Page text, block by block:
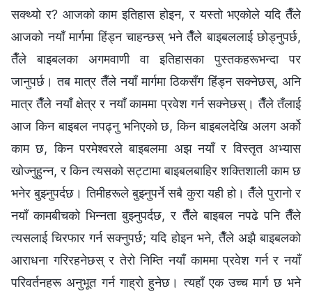
सक्थ्यो र? आजको काम इतिहास होइन, र यस्तो भएकोले यदि तैँले
आजको नयाँ मार्गमा हिंड्न चाहन्छस् भने तैँले बाइबललाई छोड्नुपर्छ,
तैँले बाइबलका अगमवाणी वा इतिहासका पुस्तकहरूभन्दा पर
जानुपर्छ। तब मात्र तैँले नयाँ मार्गमा ठिकसँग हिंड्न सक्नेछस्, अनि
मात्र तैँले नयाँ क्षेत्र र नयाँ काममा प्रवेश गर्न सक्नेछस्। तैँले तँलाई
आज किन बाइबल नपढ्नु भनिएको छ, किन बाइबलदेखि अलग अर्को
काम छ, किन परमेश्‍वरले बाइबलमा अझ नयाँ र विस्तृत अभ्यास
खोज्नुहुन्न, र किन त्यसको सट्टामा बाइबलबाहिर शक्तिशाली काम छ
भनेर बुझ्नुपर्दछ। तिमीहरूले बुझ्नुपर्ने सबै कुरा यही हो। तैँले पुरानो र
नयाँ कामबीचको भिन्नता बुझ्नुपर्दछ, र तैँले बाइबल नपढे पनि तैँले
त्यसलाई चिरफार गर्न सक्नुपर्छ; यदि होइन भने, तैँले अझै बाइबलको
आराधना गरिरहनेछस् र तेरो निम्ति नयाँ काममा प्रवेश गर्न र नयाँ
परिवर्तनहरू अनुभूत गर्न गाह्रो हुनेछ। त्यहाँ एक उच्च मार्ग छ भने